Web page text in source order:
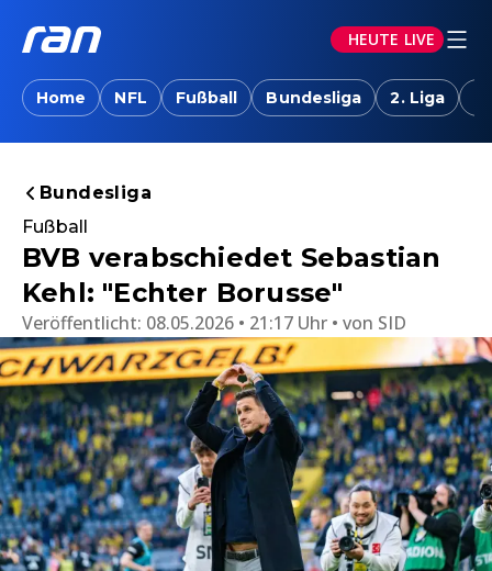
HEUTE LIVE
Home NFL Fußball Bundesliga 2. Liga
Bundesliga
Fußball
BVB verabschiedet Sebastian
Kehl: "Echter Borusse"
Veröffentlicht: 08.05.2026 • 21:17 Uhr von SID